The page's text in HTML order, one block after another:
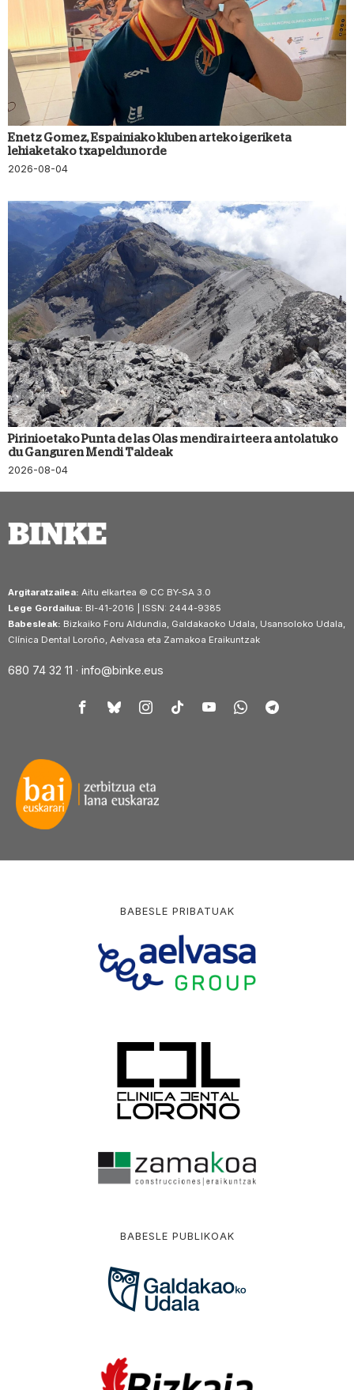
Enetz Gomez, Espainiako kluben arteko igeriketa
lehiaketako txapeldunorde
2026-08-04
Pirinioetako Punta de las Olas mendira irteera antolatuko
du Ganguren Mendi Taldeak
2026-08-04
Argitaratzailea: Aitu elkartea © CC BY-SA 3.0
Lege Gordailua: BI-41-2016 | ISSN: 2444-9385
Babesleak: Bizkaiko Foru Aldundia, Galdakaoko Udala, Usansoloko Udala,
Clínica Dental Loroño, Aelvasa eta Zamakoa Eraikuntzak
680 74 32 11 · info@binke.eus
BABESLE PRIBATUAK
BABESLE PUBLIKOAK